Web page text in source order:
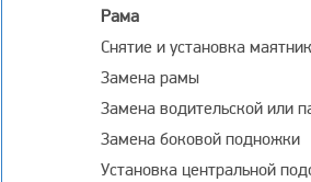
Рама
Снятие и установка
Замена рамы
Замена водительской или
Замена боковой подножки
Установка центральной